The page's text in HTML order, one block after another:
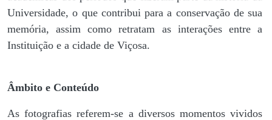
Universidade, o que contribui para a conservação de sua
memória, assim como retratam as interações entre a
Instituição e a cidade de Viçosa.
Âmbito e Conteúdo
As fotografias referem-se a diversos momentos vividos